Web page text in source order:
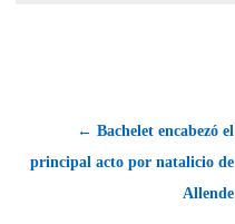
← Bachelet encabezó el
principal acto por natalicio de
Allende